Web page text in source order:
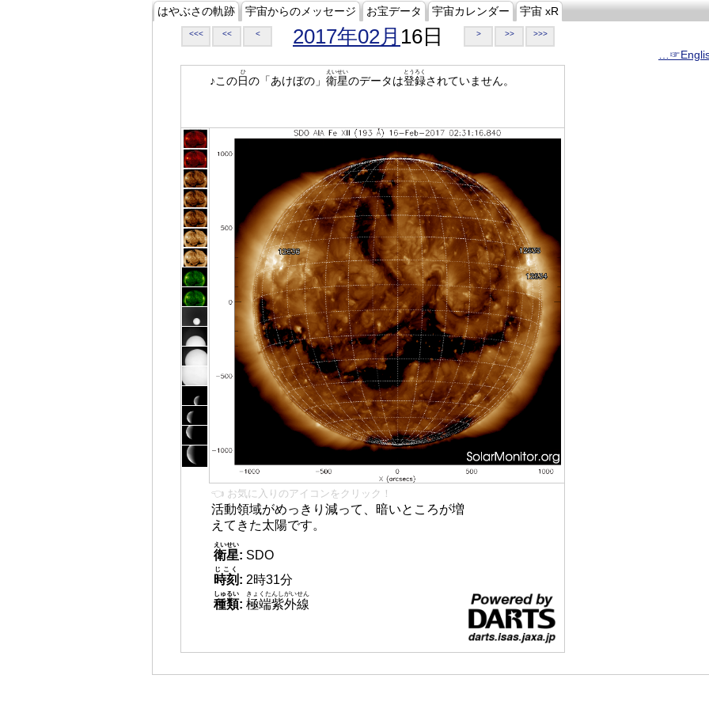
はやぶさの軌跡 宇宙からのメッセージ お宝データ 宇宙カレンダー 宇宙 xR
<<< << < 2017年02月 16日 > >> >>>
♪この日
ひ
の「あけぼの」 衛星
えいせい
のデータは登録
とうろく
されていません。
👈 お気に入りのアイコンをクリック！
活動領域がめっきり減って、暗いところが増
えてきた太陽です。
衛星
えいせい
: SDO
時刻
じこく
: 2時31分
種類
しゅるい
: 極端紫外線
きょくたんしがいせん